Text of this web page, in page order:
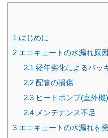
1 はじめに
2 エコキュートの水漏れ原
2.1 経年劣化によるパッ
2.2 配管の損傷
2.3 ヒートポンプ(室外
2.4 メンテナンス不足
3 エコキュートの水漏れを